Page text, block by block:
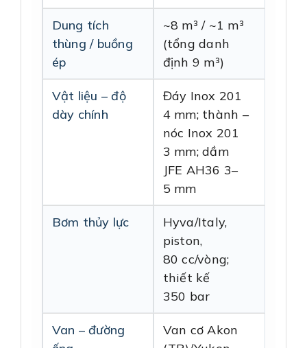
Dung tích
thùng / buồng
ép
~8 m³ / ~1 m³
(tổng danh
định 9 m³)
Vật liệu – độ
dày chính
Đáy Inox 201
4 mm; thành –
nóc Inox 201
3 mm; dầm
JFE AH36 3–
5 mm
Bơm thủy lực
Hyva/Italy,
piston,
80 cc/vòng;
thiết kế
350 bar
Van – đường
Van cơ Akon